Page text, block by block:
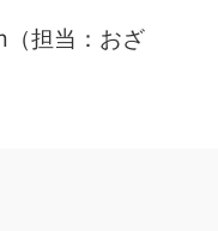
担当：おざ